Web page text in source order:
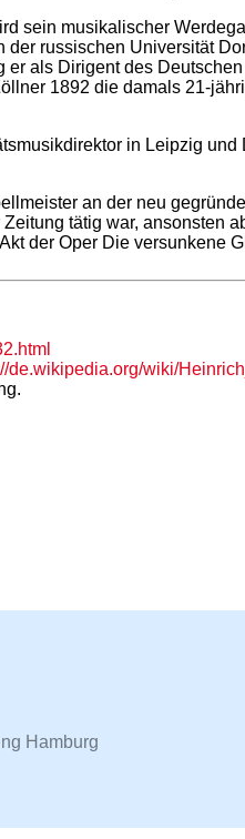
sein musikalischer
russischen Universität
als Dirigent des
1892 die damals 21-
in Leipzig
an der neu
tätig war,
der Oper Die versunkene
de.wikipedia.org/wiki/
Hamburg